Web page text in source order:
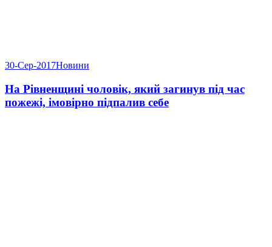
30-Сер-2017Новини
На Рівненщині чоловік, який загинув під час
пожежі, імовірно підпалив себе